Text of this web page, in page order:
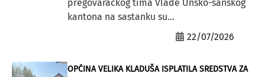
pregovaračkog tima Vlade Unsko-sanskog
kantona na sastanku su...
22/07/2026
OPĆINA VELIKA KLADUŠA ISPLATILA SREDSTVA ZA